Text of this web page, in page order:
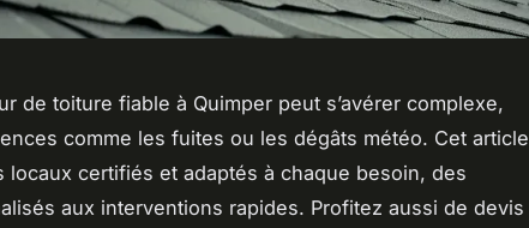
de toiture fiable à Quimper peut s’avérer complexe,
comme les fuites ou les dégâts météo. Cet article
locaux certifiés et adaptés à chaque besoin, des
aux interventions rapides. Profitez aussi de devis